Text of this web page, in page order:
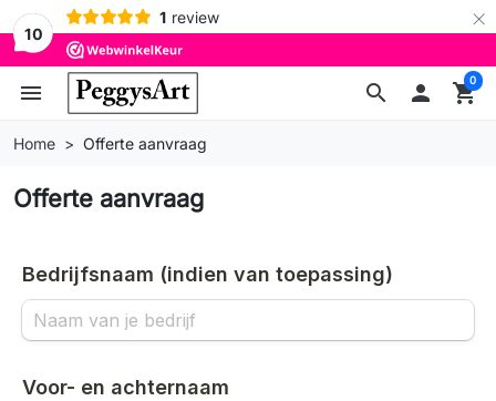
10
1 review ×
search
menu  shopping_cart
0
Home Offerte aanvraag
Offerte aanvraag